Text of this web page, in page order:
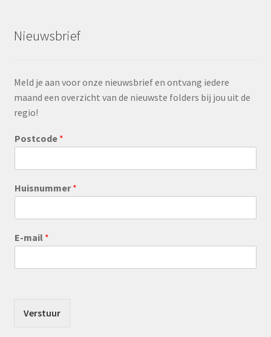
Nieuwsbrief
Meld je aan voor onze nieuwsbrief en ontvang iedere
maand een overzicht van de nieuwste folders bij jou uit de
regio!
Postcode *
Huisnummer*
E-mail *
Verstuur